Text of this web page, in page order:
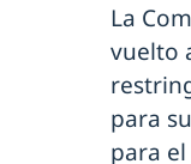
La
vuelto
para
para